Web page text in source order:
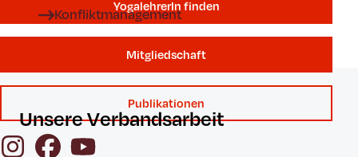
YogalehrerIn finden
Mitgliedschaft
Publikationen
InstagramFacebook
YouTube
Konfliktmanagement
Unsere Verbandsarbeit